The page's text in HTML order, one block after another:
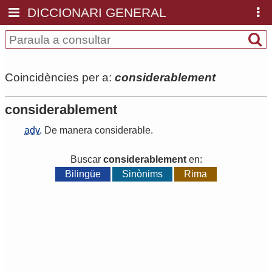
DICCIONARI GENERAL
Coincidències per a: considerablement
considerablement
adv. De manera considerable.
Buscar considerablementen:
Bilingüe
Sinònims Rima